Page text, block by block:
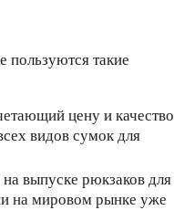
такие
цену и
видов сумок для
выпуске рюкзаков для
на мировом рынке уже